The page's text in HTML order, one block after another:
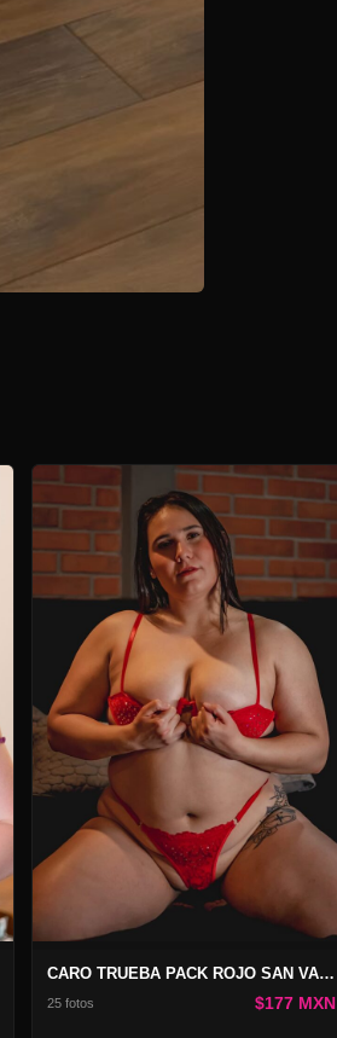
CARO TRUEBA PACK ROJO SAN VALENTÍN
25 fotos $177 MXN